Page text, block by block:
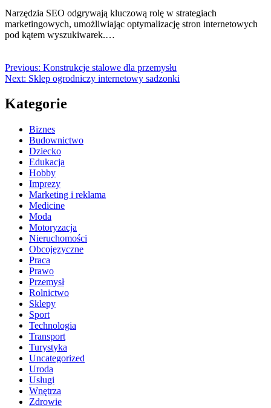
Narzędzia SEO odgrywają kluczową rolę w strategiach
marketingowych, umożliwiając optymalizację stron internetowych
pod kątem wyszukiwarek.…
Previous: Konstrukcje stalowe dla przemysłu
Next: Sklep ogrodniczy internetowy sadzonki
Kategorie
Biznes
Budownictwo
Dziecko
Edukacja
Hobby
Imprezy
Marketing i reklama
Medicine
Moda
Motoryzacja
Nieruchomości
Obcojęzyczne
Praca
Prawo
Przemysł
Rolnictwo
Sklepy
Sport
Technologia
Transport
Turystyka
Uncategorized
Uroda
Usługi
Wnętrza
Zdrowie